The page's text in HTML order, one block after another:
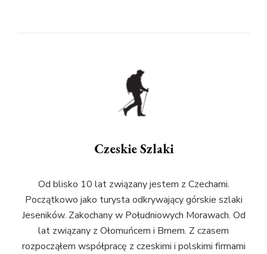
Czeskie Szlaki
Od blisko 10 lat związany jestem z Czechami.
Początkowo jako turysta odkrywający górskie szlaki
Jeseników. Zakochany w Południowych Morawach. Od
lat związany z Ołomuńcem i Brnem. Z czasem
rozpocząłem współpracę z czeskimi i polskimi firmami